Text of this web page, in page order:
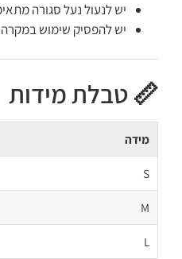
יש לנעול נעל סגורה
יש להפסיק שימוש במקרה
📏 טבלת מידות
מידה
S
M
L